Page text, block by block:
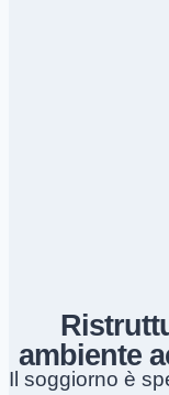
ambiente
Il soggiorno è